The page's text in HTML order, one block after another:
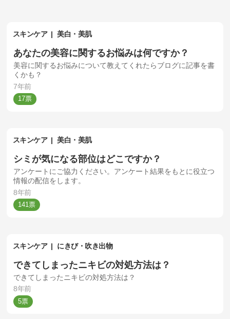
スキンケア 美白・美肌
あなたの美容に関するお悩みは何ですか？
美容に関するお悩みについて教えてくれたらブログに記事を書
くかも？
7年前
17
スキンケア 美白・美肌
シミが気になる部位はどこですか？
アンケートにご協力ください。アンケート結果をもとに役立つ
情報の配信をします。
8年前
141
スキンケア にきび・吹き出物
できてしまったニキビの対処方法は？
できてしまったニキビの対処方法は？
8年前
5